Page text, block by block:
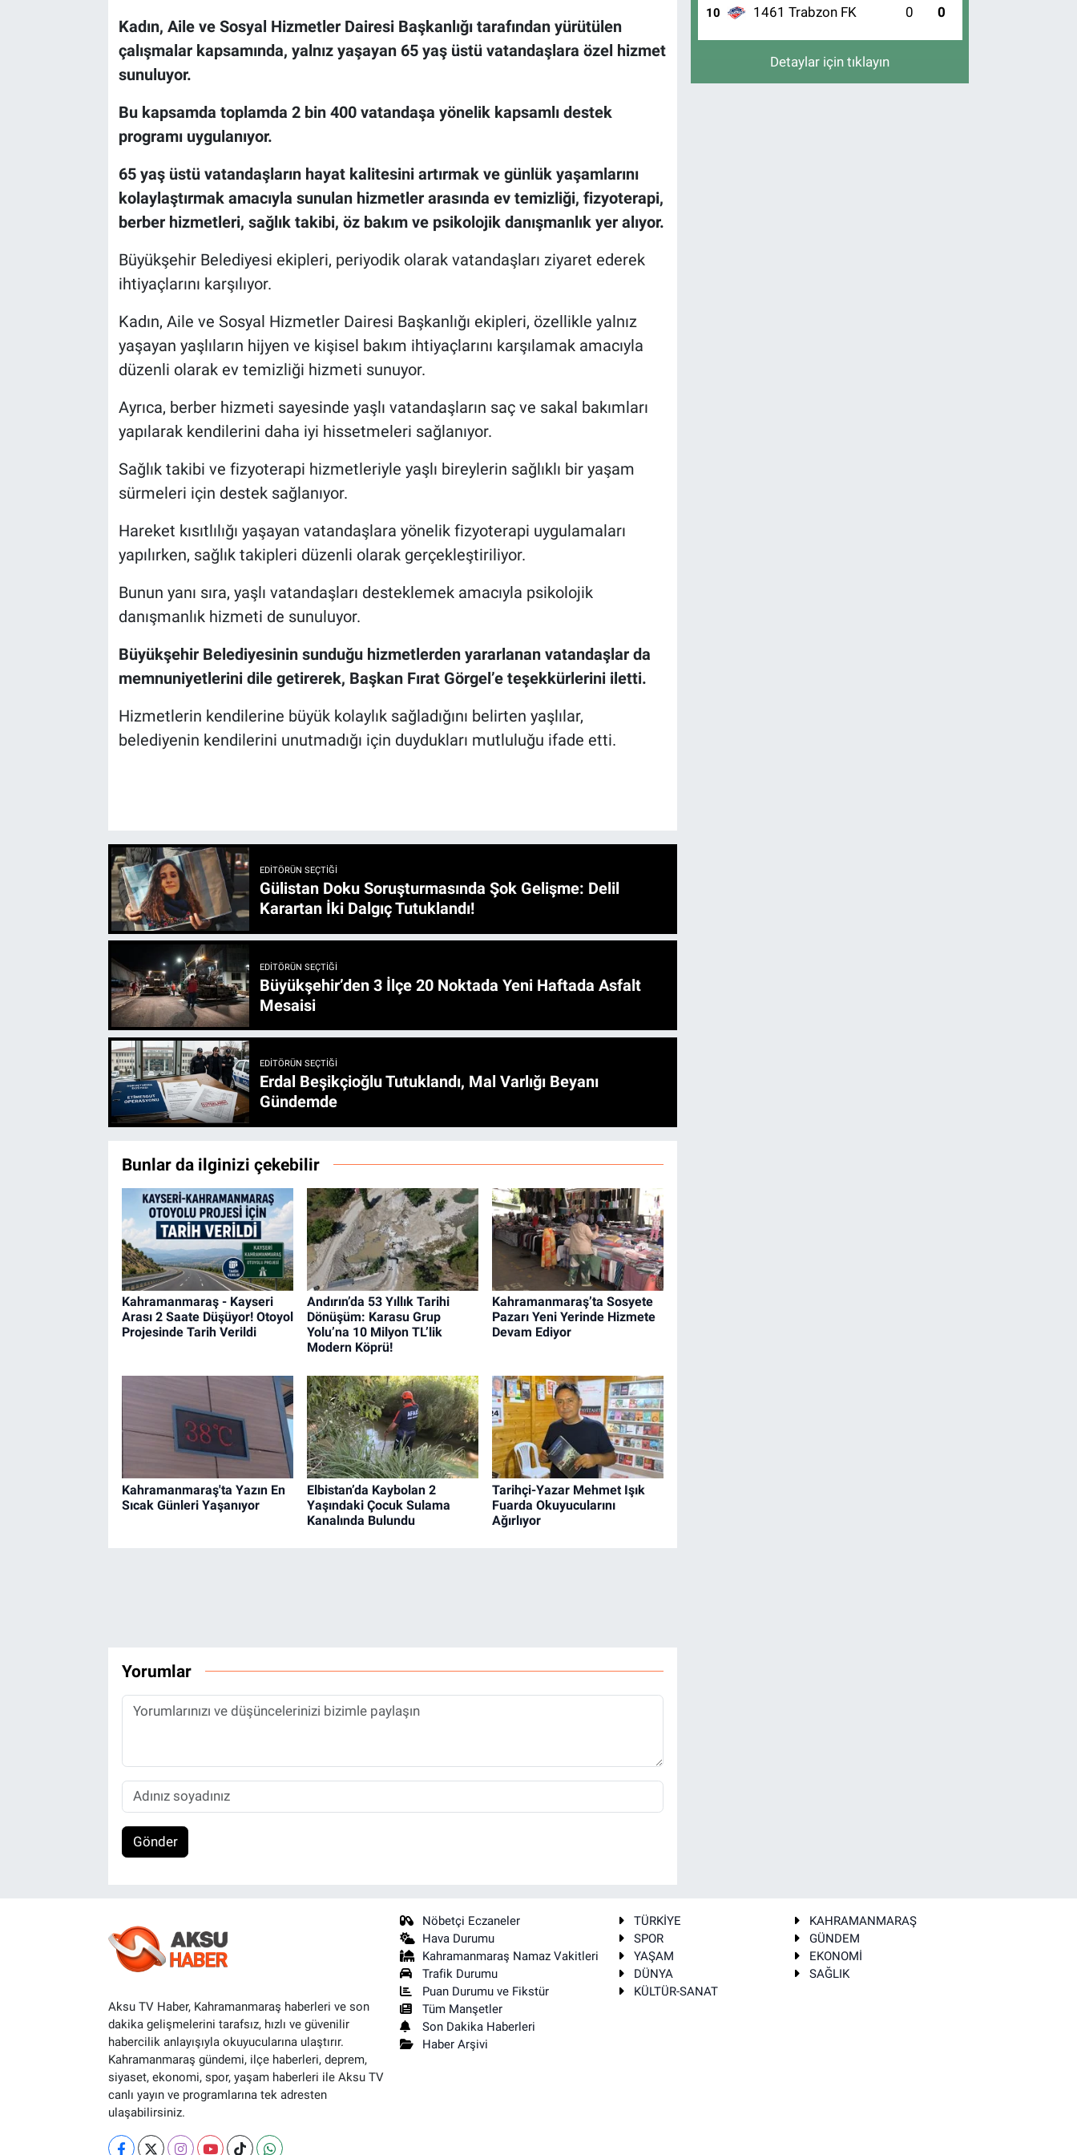
Kadın, Aile ve Sosyal Hizmetler Dairesi Başkanlığı tarafından yürütülen
çalışmalar kapsamında, yalnız yaşayan 65 yaş üstü vatandaşlara özel hizmet
sunuluyor.
Bu kapsamda toplamda 2 bin 400 vatandaşa yönelik kapsamlı destek
programı uygulanıyor.
65 yaş üstü vatandaşların hayat kalitesini artırmak ve günlük yaşamlarını
kolaylaştırmak amacıyla sunulan hizmetler arasında ev temizliği, fizyoterapi,
berber hizmetleri, sağlık takibi, öz bakım ve psikolojik danışmanlık yer alıyor.
Büyükşehir Belediyesi ekipleri, periyodik olarak vatandaşları ziyaret ederek
ihtiyaçlarını karşılıyor.
Kadın, Aile ve Sosyal Hizmetler Dairesi Başkanlığı ekipleri, özellikle yalnız
yaşayan yaşlıların hijyen ve kişisel bakım ihtiyaçlarını karşılamak amacıyla
düzenli olarak ev temizliği hizmeti sunuyor.
Ayrıca, berber hizmeti sayesinde yaşlı vatandaşların saç ve sakal bakımları
yapılarak kendilerini daha iyi hissetmeleri sağlanıyor.
Sağlık takibi ve fizyoterapi hizmetleriyle yaşlı bireylerin sağlıklı bir yaşam
sürmeleri için destek sağlanıyor.
Hareket kısıtlılığı yaşayan vatandaşlara yönelik fizyoterapi uygulamaları
yapılırken, sağlık takipleri düzenli olarak gerçekleştiriliyor.
Bunun yanı sıra, yaşlı vatandaşları desteklemek amacıyla psikolojik
danışmanlık hizmeti de sunuluyor.
Büyükşehir Belediyesinin sunduğu hizmetlerden yararlanan vatandaşlar da
memnuniyetlerini dile getirerek, Başkan Fırat Görgel’e teşekkürlerini iletti.
Hizmetlerin kendilerine büyük kolaylık sağladığını belirten yaşlılar,
belediyenin kendilerini unutmadığı için duydukları mutluluğu ifade etti.
EDITÖRÜN SEÇTIĞI
Gülistan Doku Soruşturmasında Şok Gelişme: Delil
Karartan İki Dalgıç Tutuklandı!
EDITÖRÜN SEÇTIĞI
Büyükşehir’den 3 İlçe 20 Noktada Yeni Haftada Asfalt
Mesaisi
EDITÖRÜN SEÇTIĞI
Erdal Beşikçioğlu Tutuklandı, Mal Varlığı Beyanı
Gündemde
Bunlar da ilginizi çekebilir
Kahramanmaraş - Kayseri
Arası 2 Saate Düşüyor! Otoyol
Projesinde Tarih Verildi
Andırın’da 53 Yıllık Tarihi
Dönüşüm: Karasu Grup
Yolu’na 10 Milyon TL’lik
Modern Köprü!
Kahramanmaraş’ta Sosyete
Pazarı Yeni Yerinde Hizmete
Devam Ediyor
Kahramanmaraş'ta Yazın En
Sıcak Günleri Yaşanıyor
Elbistan’da Kaybolan 2
Yaşındaki Çocuk Sulama
Kanalında Bulundu
Tarihçi-Yazar Mehmet Işık
Fuarda Okuyucularını
Ağırlıyor
Yorumlar
Gönder
10 1461 Trabzon FK 0 0
Detaylar için tıklayın
Aksu TV Haber, Kahramanmaraş haberleri ve son
dakika gelişmelerini tarafsız, hızlı ve güvenilir
habercilik anlayışıyla okuyucularına ulaştırır.
Kahramanmaraş gündemi, ilçe haberleri, deprem,
siyaset, ekonomi, spor, yaşam haberleri ile Aksu TV
canlı yayın ve programlarına tek adresten
ulaşabilirsiniz.
Nöbetçi Eczaneler
Hava Durumu
Kahramanmaraş Namaz Vakitleri
Trafik Durumu
Puan Durumu ve Fikstür
Tüm Manşetler
Son Dakika Haberleri
Haber Arşivi
TÜRKİYE
KAHRAMANMARAŞ
SPOR
GÜNDEM
YAŞAM
EKONOMİ
DÜNYA
SAĞLIK
KÜLTÜR-SANAT